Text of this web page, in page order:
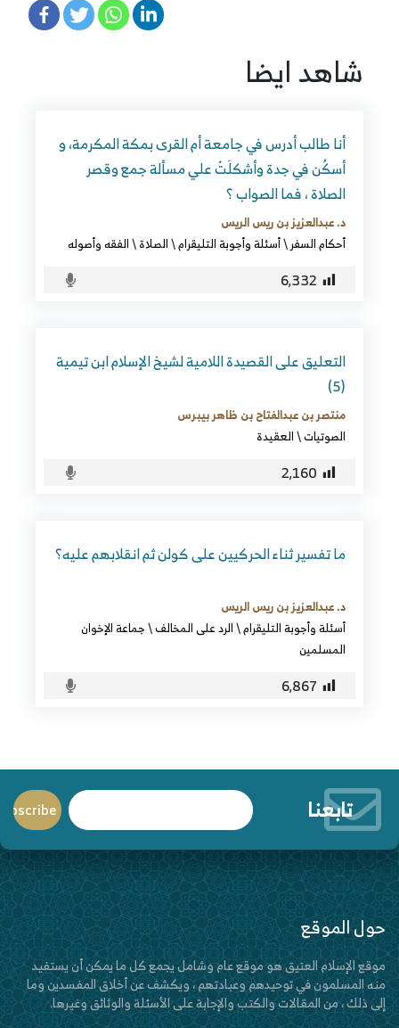
شاهد ايضا
أنا طالب أدرس في جامعة أم القرى بمكة المكرمة، و
أسكُن في جدة وأشكلَتْ علي مسألة جمع وقصر
الصلاة ، فما الصواب ؟
د. عبدالعزيز بن ريس الريس
أحكام السفر\أسئلة وأجوبة التليقرام\الصلاة\الفقه وأصوله
6٬332
التعليق على القصيدة اللامية لشيخ الإسلام ابن تيمية
(5)
منتصر بن عبدالفتاح بن ظاهر بيبرس
الصوتيات\العقيدة
2٬160
ما تفسير ثناء الحركيين على كولن ثم انقلابهم عليه؟
د. عبدالعزيز بن ريس الريس
أسئلة وأجوبة التليقرام\الرد على المخالف\جماعة الإخوان
المسلمين
6٬867
تابعنا
حول الموقع
موقع الإسلام العتيق هو موقع عام وشامل يجمع كل ما يمكن أن يستفيد
منه المسلمون في توحيدهم وعبادتهم ، ويكشف عن أخلاق المفسدين وما
إلى ذلك ، من المقالات والكتب والإجابة على الأسئلة والوثائق وغيرها.